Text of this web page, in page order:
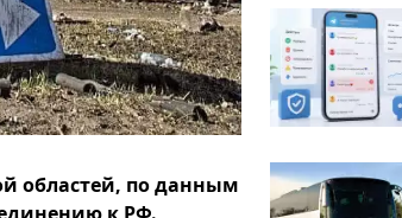
областей, по данным